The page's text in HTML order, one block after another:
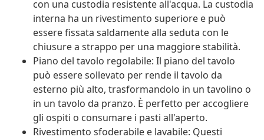
con una custodia resistente all'acqua. La custodia
interna ha un rivestimento superiore e può
essere fissata saldamente alla seduta con le
chiusure a strappo per una maggiore stabilità.
Piano del tavolo regolabile: Il piano del tavolo
può essere sollevato per rende il tavolo da
esterno più alto, trasformandolo in un tavolino o
in un tavolo da pranzo. È perfetto per accogliere
gli ospiti o consumare i pasti all'aperto.
Rivestimento sfoderabile e lavabile: Questi